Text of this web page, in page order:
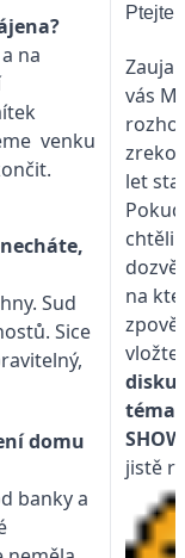
na
venku
Sud
Sice
domu
banky a
Ptejte
vás
let
chtěli
na
vložte
téma
SHOW
jistě